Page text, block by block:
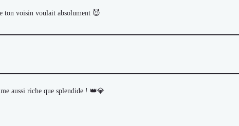
ton voisin voulait absolument 😈
aussi riche que splendide ! 👑💎